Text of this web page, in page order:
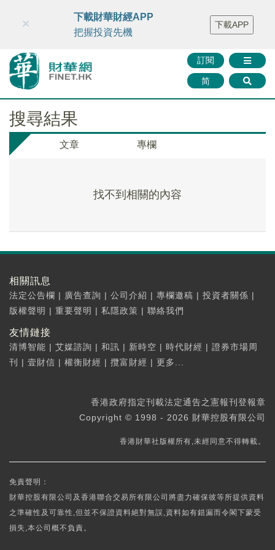
財華智庫網 FINTV FINMETA 財華證券 媒體矩陣
智庫沙龍
聯絡我們
訂閱
简
×
下載財華財經APP
把握投資先機
下載APP
搜尋結果
文章 專欄
找不到相關的內容
相關訊息
法定公告欄 | 廣告查詢 | 公司介紹 | 專欄邀稿 | 投資者關係 |
版權聲明 | 重要聲明 | 私隱政策 | 聯絡我們
友情鏈接
清博智能 | 艾媒諮詢 | 和訊 | 新時空 | 時代財經 | 證券市場周
刊
| 壹財信 | 權衡財經 | 攬富財經 | 更多...
香港政府指定刊載法定通告之憲報刊登報章
Copyright © 1998 - 2026 財華控股有限公司
香港財華社版權所有,未經同意不得轉載。
免責聲明：
財華控股有限公司及香港聯合交易所有限公司將盡力確保彼等所提供資料
之準確性及可靠性,但並不保證資料絕對無誤,資料如有錯漏而令閣下蒙受
損失,本公司概不負責。